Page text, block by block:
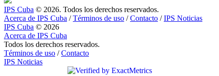
IPS Cuba © 2026. Todos los derechos reservados.
Acerca de IPS Cuba / Términos de uso / Contacto / IPS Noticias
IPS Cuba © 2026
Acerca de IPS Cuba
Todos los derechos reservados.
Términos de uso / Contacto
IPS Noticias